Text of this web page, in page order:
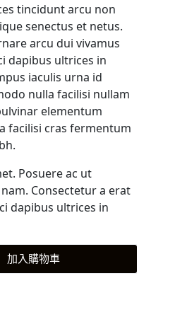
tincidunt arcu non
senectus et netus.
arcu dui vivamus
dapibus ultrices in
iaculis urna id
nulla facilisi nullam
elementum
facilisi cras fermentum
Posuere ac ut
Consectetur a erat
dapibus ultrices in
加入購物車